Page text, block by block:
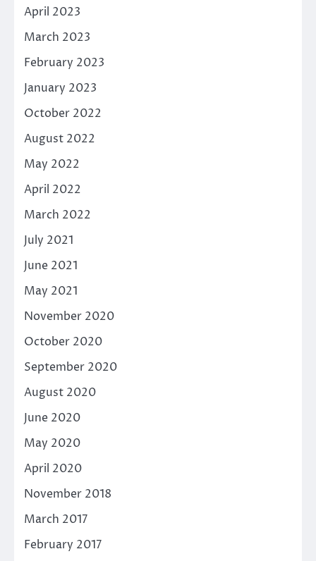
April 2023
March 2023
February 2023
January 2023
October 2022
August 2022
May 2022
April 2022
March 2022
July 2021
June 2021
May 2021
November 2020
October 2020
September 2020
August 2020
June 2020
May 2020
April 2020
November 2018
March 2017
February 2017